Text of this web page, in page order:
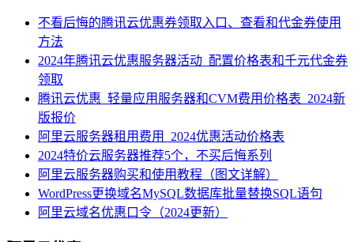
不看后悔的腾讯云优惠券领取入口、查看和代金券使用
方法
2024年腾讯云优惠服务器活动_配置价格表和千元代金券
领取
腾讯云优惠_轻量应用服务器和CVM费用价格表_2024新
版报价
阿里云服务器租用费用_2024优惠活动价格表
2024特价云服务器推荐5个，不买后悔系列
阿里云服务器购买和使用教程（图文详解）
WordPress更换域名MySQL数据库批量替换SQL语句
阿里云域名优惠口令（2024更新）